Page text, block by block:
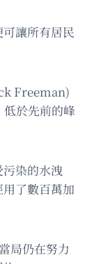
讓所有居民
Freeman)
於先前的峰
染的水洩
了數百萬加
局仍在努力